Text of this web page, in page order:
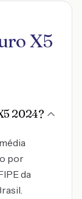
X5
2024?
por
da